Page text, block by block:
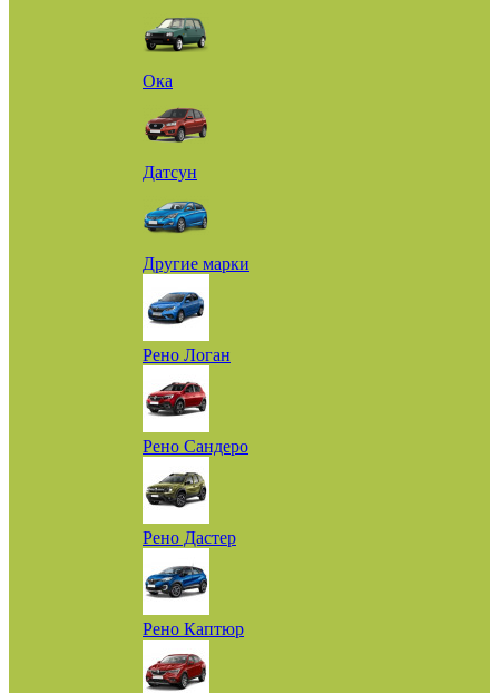
Ока
Датсун
Другие марки
Рено Логан
Рено Сандеро
Рено Дастер
Рено Каптюр